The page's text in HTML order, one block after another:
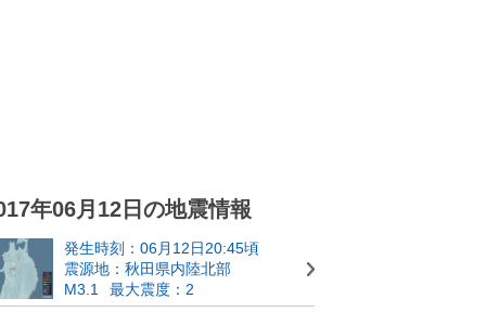
年06月12日の地震情報
発生時刻：06月12日20:45頃
震源地：秋田県内陸北部
M3.1
最大震度：2